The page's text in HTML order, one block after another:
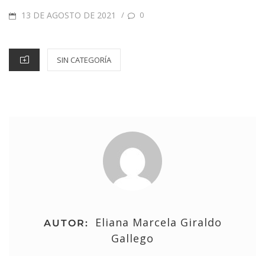
13 DE AGOSTO DE 2021 / 0
SIN CATEGORÍA
AUTOR:
Eliana Marcela Giraldo
Gallego